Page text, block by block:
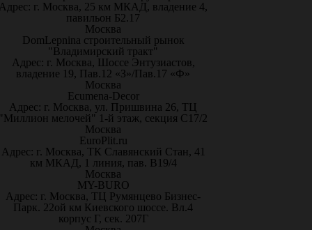
г. Москва, 25 км МКАД, владение 4,
павильон Б2.17
Москва
DomLepnina строительный рынок
"Владимирский тракт"
Адрес: г. Москва, Шоссе Энтузиастов,
владение 19, Пав.12 «З»/Пав.17 «Ф»
Москва
Ecumena-Decor
Адрес: г. Москва, ул. Пришвина 26, ТЦ
мелочей" 1-й этаж, секция С17/2
Москва
EuroPlit.ru
Адрес: г. Москва, ТК Славянский Стан, 41
км МКАД, 1 линия, пав. В19/4
Москва
MY-BURO
Адрес: г. Москва, ТЦ Румянцево Бизнес-
Парк. 22ой км Киевского шоссе. Вл.4
корпус Г, сек. 207Г